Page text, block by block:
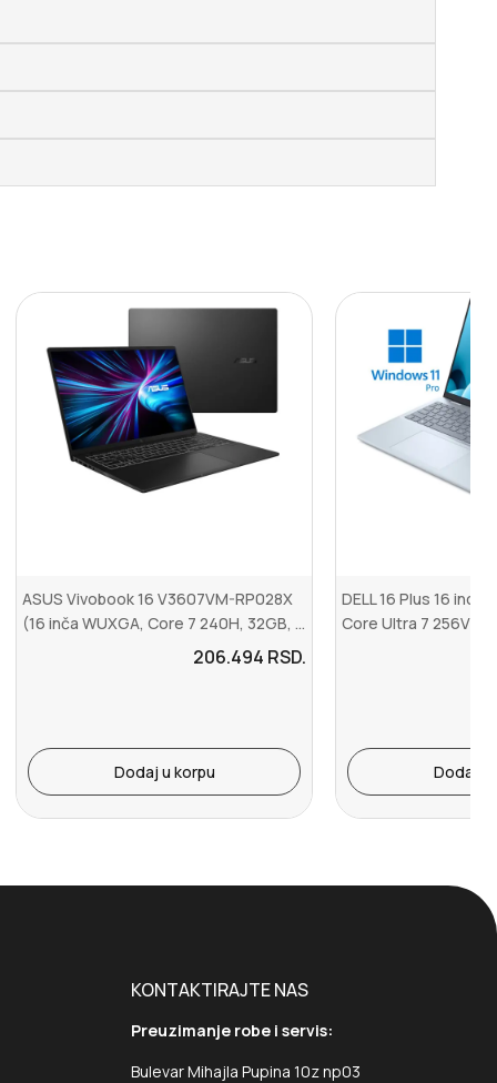
ASUS Vivobook 16 V3607VM-RP028X
(16 inča WUXGA, Core 7 240H, 32GB, ...
206.494 RSD.
Dodaj u korpu
DELL 16 Plus 16 inch
Core Ultra 7 256V
Dodaj u
KONTAKTIRAJTE NAS
Preuzimanje robe i servis:
Bulevar Mihajla Pupina 10z np03